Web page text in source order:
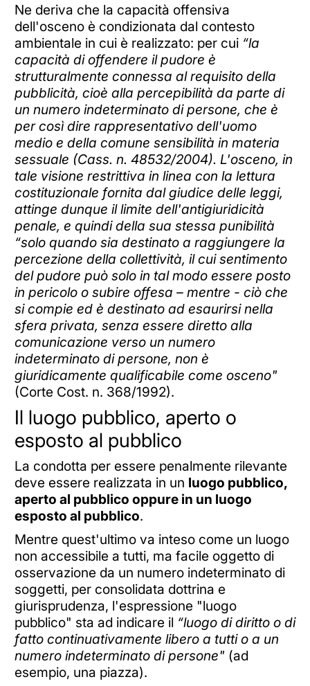
Ne deriva che la capacità offensiva
dell'osceno è condizionata dal contesto
ambientale in cui è realizzato: per cui “la
capacità di offendere il pudore è
strutturalmente connessa al requisito della
pubblicità, cioè alla percepibilità da parte di
un numero indeterminato di persone, che è
per così dire rappresentativo dell'uomo
medio e della comune sensibilità in materia
sessuale (Cass. n. 48532/2004). L'osceno, in
tale visione restrittiva in linea con la lettura
costituzionale fornita dal giudice delle leggi,
attinge dunque il limite dell'antigiuridicità
penale, e quindi della sua stessa punibilità
“solo quando sia destinato a raggiungere la
percezione della collettività, il cui sentimento
del pudore può solo in tal modo essere posto
in pericolo o subire offesa – mentre - ciò che
si compie ed è destinato ad esaurirsi nella
sfera privata, senza essere diretto alla
comunicazione verso un numero
indeterminato di persone, non è
giuridicamente qualificabile come osceno"
(Corte Cost. n. 368/1992).
Il luogo pubblico, aperto o
esposto al pubblico
La condotta per essere penalmente rilevante
deve essere realizzata in un luogo pubblico,
aperto al pubblico oppure in un luogo
esposto al pubblico.
Mentre quest'ultimo va inteso come un luogo
non accessibile a tutti, ma facile oggetto di
osservazione da un numero indeterminato di
soggetti, per consolidata dottrina e
giurisprudenza, l'espressione "luogo
pubblico" sta ad indicare il “luogo di diritto o di
fatto continuativamente libero a tutti o a un
numero indeterminato di persone" (ad
esempio, una piazza).